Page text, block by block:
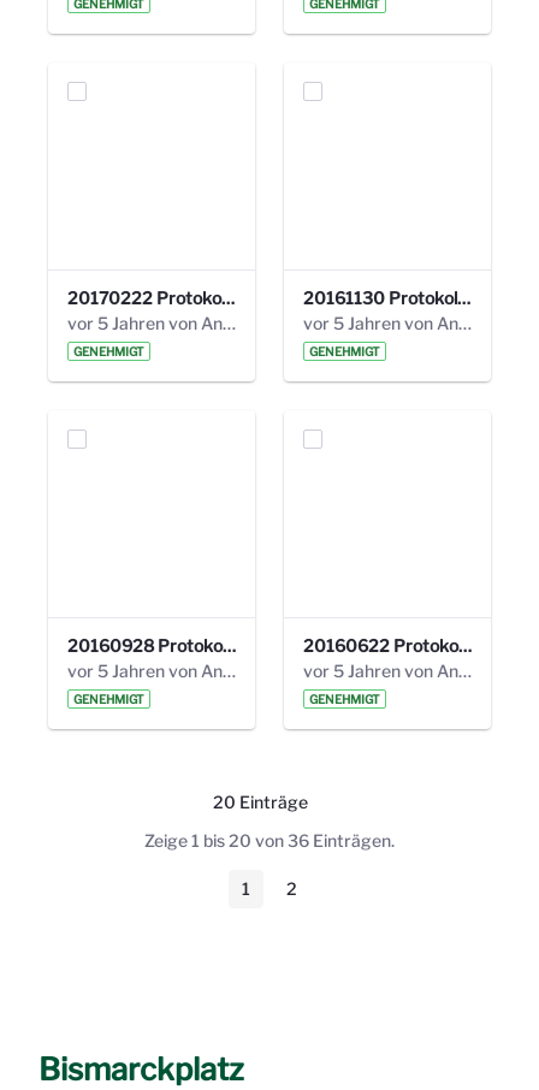
GENEHMIGT GENEHMIGT
20170222 Protokoll 19. Steuerungskreis.pdf
vor 5 Jahren von Anni Schlumberger
GENEHMIGT
20161130 Protokoll 18. Steuerungskreis.pdf
vor 5 Jahren von Anni Schlumberger
GENEHMIGT
20160928 Protokoll 17. Steuerungskreis.pdf
vor 5 Jahren von Anni Schlumberger
GENEHMIGT
20160622 Protokoll 16. Steuerungskreis.pdf
vor 5 Jahren von Anni Schlumberger
GENEHMIGT
20 Einträge
Pro Seite
Zeige 1 bis 20 von 36 Einträgen.
Seite
1 Seite
2
Bismarckplatz